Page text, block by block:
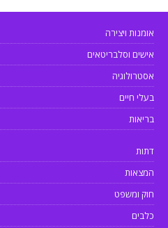
אומנות ויצירה
אישים וסלבריטאים
אסטרולוגיה
בעלי חיים
בריאות
דתות
המצאות
חוק ומשפט
כלבים